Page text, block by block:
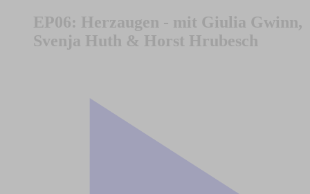
EP06: Herzaugen - mit Giulia Gwinn,
Svenja Huth & Horst Hrubesch